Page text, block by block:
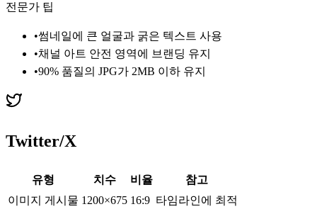
전문가 팁
•썸네일에 큰 얼굴과 굵은 텍스트 사용
•채널 아트 안전 영역에 브랜딩 유지
•90% 품질의 JPG가 2MB 이하 유지
Twitter/X
유형 치수 비율
참고
이미지 게시물 1200×675 16:9 타임라인에 최적